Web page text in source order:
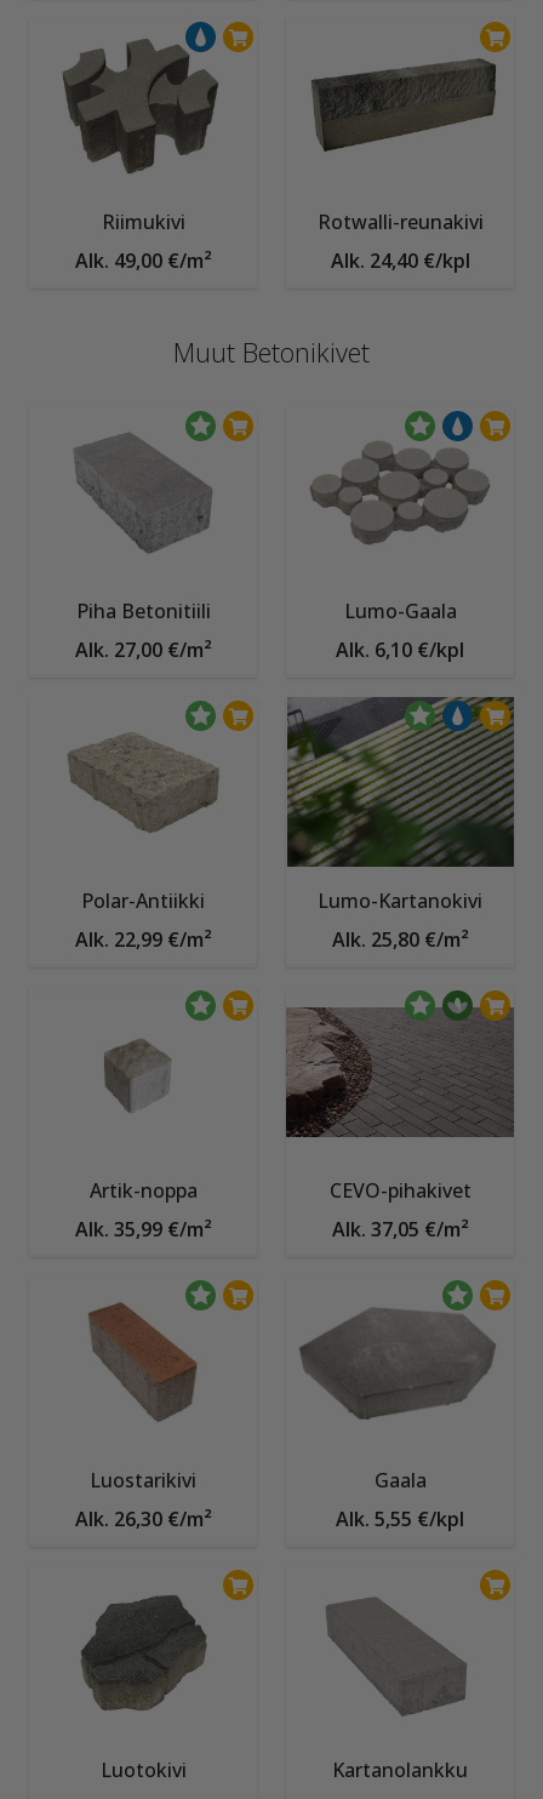
Riimukivi
Alk. 49,00 €/m²
Rotwalli-reunakivi
Alk. 24,40 €/kpl
Muut Betonikivet
Piha Betonitiili
Alk. 27,00 €/m²
Lumo-Gaala
Alk. 6,10 €/kpl
Polar-Antiikki
Alk. 22,99 €/m²
Lumo-Kartanokivi
Alk. 25,80 €/m²
Artik-noppa
Alk. 35,99 €/m²
CEVO-pihakivet
Alk. 37,05 €/m²
Luostarikivi
Alk. 26,30 €/m²
Gaala
Alk. 5,55 €/kpl
Luotokivi
Kartanolankku